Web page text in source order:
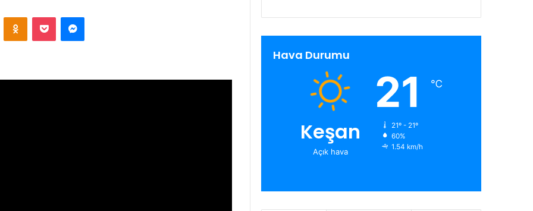
Odnoklassniki
Pocket Messenger
Hava Durumu
Keşan
Açık hava
21 ℃
21º - 21º
60%
1.54 km/h